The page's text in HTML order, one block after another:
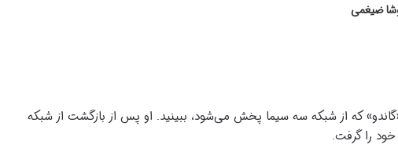
ضیغمی
که از شبکه سه سیما پخش می‌شود، ببینید. او پس از بازگشت از شبکه
را گرفت.